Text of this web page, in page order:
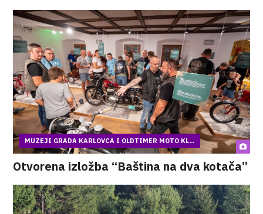
MUZEJI GRADA KARLOVCA I OLDTIMER MOTO KL...
Otvorena izložba “Baština na dva kotača”